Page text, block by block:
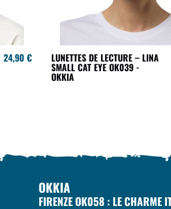
24,90 € LUNETTES DE LECTURE – LINA
SMALL CAT EYE OK039 -
OKKIA
OKKIA
FIRENZE OK058 : LE CHARME